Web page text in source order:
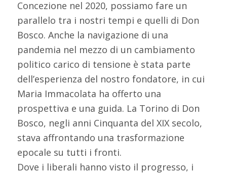
Concezione nel 2020, possiamo fare un
parallelo tra i nostri tempi e quelli di Don
Bosco. Anche la navigazione di una
pandemia nel mezzo di un cambiamento
politico carico di tensione è stata parte
dell’esperienza del nostro fondatore, in cui
Maria Immacolata ha offerto una
prospettiva e una guida. La Torino di Don
Bosco, negli anni Cinquanta del XIX secolo,
stava affrontando una trasformazione
epocale su tutti i fronti.
Dove i liberali hanno visto il progresso, i